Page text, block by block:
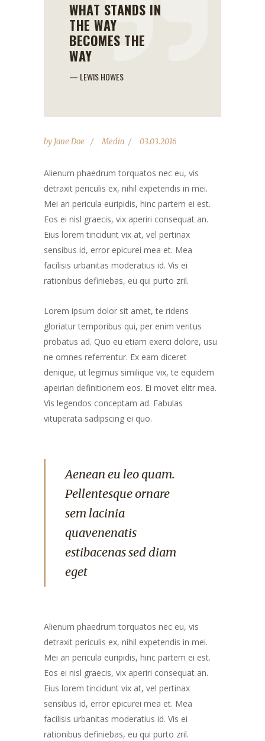
WHAT STANDS IN
THE WAY
BECOMES THE
WAY
— LEWIS HOWES
by Jane Doe Media 03.03.2016
Alienum phaedrum torquatos nec eu, vis
detraxit periculis ex, nihil expetendis in mei.
Mei an pericula euripidis, hinc partem ei est.
Eos ei nisl graecis, vix aperiri consequat an.
Eius lorem tincidunt vix at, vel pertinax
sensibus id, error epicurei mea et. Mea
facilisis urbanitas moderatius id. Vis ei
rationibus definiebas, eu qui purto zril.
Lorem ipsum dolor sit amet, te ridens
gloriatur temporibus qui, per enim veritus
probatus ad. Quo eu etiam exerci dolore, usu
ne omnes referrentur. Ex eam diceret
denique, ut legimus similique vix, te equidem
apeirian definitionem eos. Ei movet elitr mea.
Vis legendos conceptam ad. Fabulas
vituperata sadipscing ei quo.
Aenean eu leo quam.
Pellentesque ornare
sem lacinia
quavenenatis
estibacenas sed diam
eget
Alienum phaedrum torquatos nec eu, vis
detraxit periculis ex, nihil expetendis in mei.
Mei an pericula euripidis, hinc partem ei est.
Eos ei nisl graecis, vix aperiri consequat an.
Eius lorem tincidunt vix at, vel pertinax
sensibus id, error epicurei mea et. Mea
facilisis urbanitas moderatius id. Vis ei
rationibus definiebas, eu qui purto zril.